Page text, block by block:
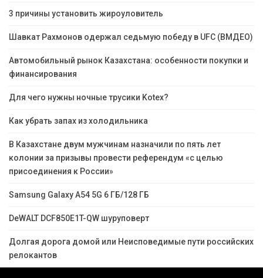
3 причины установить жироуловитель
Шавкат Рахмонов одержал седьмую победу в UFC (ВМДЕО)
Автомобильный рынок Казахстана: особенности покупки и
финансирования
Для чего нужны ночные трусики Kotex?
Как убрать запах из холодильника
В Казахстане двум мужчинам назначили по пять лет
колонии за призывы провести референдум «с целью
присоединения к России»
Samsung Galaxy A54 5G 6 ГБ/128 ГБ
DeWALT DCF850E1T-QW шуруповерт
Долгая дорога домой или Неисповедимые пути российских
релокантов